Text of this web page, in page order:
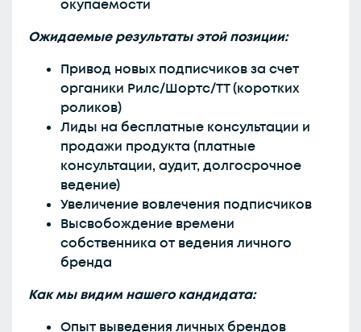
окупаемости
Ожидаемые результаты этой позиции:
Привод новых подписчиков за счет
органики Рилс/Шортс/ТТ (коротких
роликов)
Лиды на бесплатные консультации и
продажи продукта (платные
консультации, аудит, долгосрочное
ведение)
Увеличение вовлечения подписчиков
Высвобождение времени
собственника от ведения личного
бренда
Как мы видим нашего кандидата:
Опыт выведения личных брендов